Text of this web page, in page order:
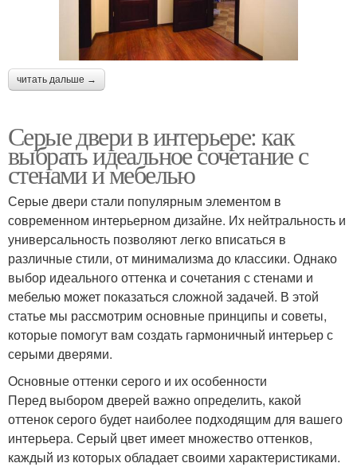
читать дальше →
Серые двери в интерьере: как
выбрать идеальное сочетание с
стенами и мебелью
Серые двери стали популярным элементом в
современном интерьерном дизайне. Их нейтральность и
универсальность позволяют легко вписаться в
различные стили, от минимализма до классики. Однако
выбор идеального оттенка и сочетания с стенами и
мебелью может показаться сложной задачей. В этой
статье мы рассмотрим основные принципы и советы,
которые помогут вам создать гармоничный интерьер с
серыми дверями.
Основные оттенки серого и их особенности
Перед выбором дверей важно определить, какой
оттенок серого будет наиболее подходящим для вашего
интерьера. Серый цвет имеет множество оттенков,
каждый из которых обладает своими характеристиками.